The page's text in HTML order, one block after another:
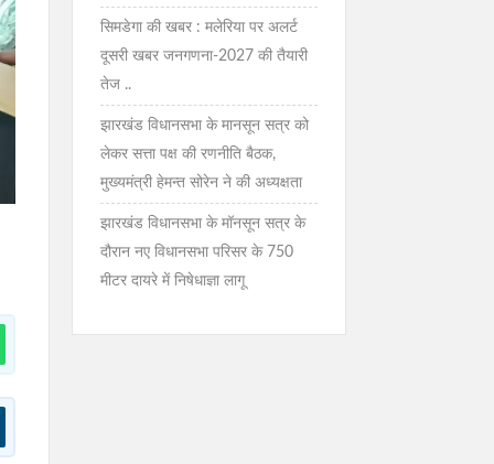
सिमडेगा की खबर : मलेरिया पर अलर्ट
दूसरी खबर जनगणना-2027 की तैयारी
तेज ..
झारखंड विधानसभा के मानसून सत्र को
लेकर सत्ता पक्ष की रणनीति बैठक,
मुख्यमंत्री हेमन्त सोरेन ने की अध्यक्षता
झारखंड विधानसभा के मॉनसून सत्र के
दौरान नए विधानसभा परिसर के 750
मीटर दायरे में निषेधाज्ञा लागू